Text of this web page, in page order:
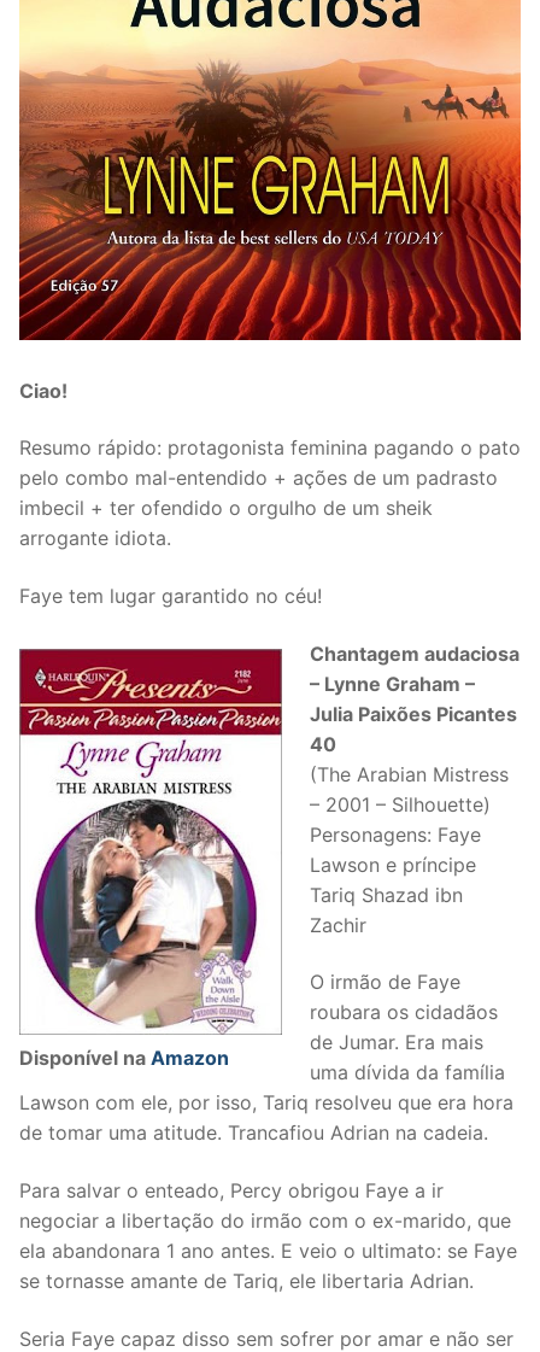
Ciao!
Resumo rápido: protagonista feminina pagando o pato
pelo combo mal-entendido + ações de um padrasto
imbecil + ter ofendido o orgulho de um sheik
arrogante idiota.
Faye tem lugar garantido no céu!
Disponível na Amazon
Chantagem audaciosa
– Lynne Graham –
Julia Paixões Picantes
40
(The Arabian Mistress
– 2001 – Silhouette)
Personagens: Faye
Lawson e príncipe
Tariq Shazad ibn
Zachir
O irmão de Faye
roubara os cidadãos
de Jumar. Era mais
uma dívida da família
Lawson com ele, por isso, Tariq resolveu que era hora
de tomar uma atitude. Trancafiou Adrian na cadeia.
Para salvar o enteado, Percy obrigou Faye a ir
negociar a libertação do irmão com o ex-marido, que
ela abandonara 1 ano antes. E veio o ultimato: se Faye
se tornasse amante de Tariq, ele libertaria Adrian.
Seria Faye capaz disso sem sofrer por amar e não ser